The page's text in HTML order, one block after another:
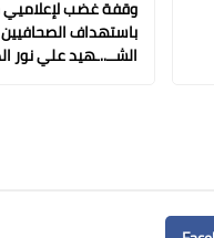
وقفة غضب لإعلاميي
باستهداف الصحافيين
الشــ..ـهيد علي نور